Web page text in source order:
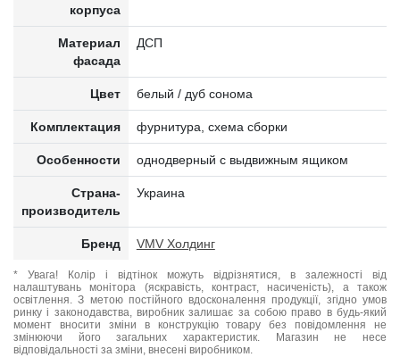
корпуса
Материал
фасада
ДСП
Цвет белый / дуб сонома
Комплектация фурнитура, схема сборки
Особенности однодверный с выдвижным ящиком
Страна-
производитель
Украина
Бренд VMV Холдинг
* Увага! Колір і відтінок можуть відрізнятися, в залежності від
налаштувань монітора (яскравість, контраст, насиченість), а також
освітлення. З метою постійного вдосконалення продукції, згідно умов
ринку і законодавства, виробник залишає за собою право в будь-який
момент вносити зміни в конструкцію товару без повідомлення не
змінюючи його загальних характеристик. Магазин не несе
відповідальності за зміни, внесені виробником.